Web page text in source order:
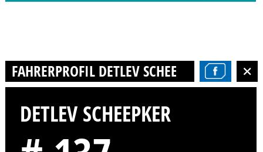
FAHRERPROFIL DETLEV SCHEEPKER
DETLEV SCHEEPKER